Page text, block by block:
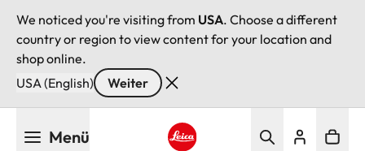
We noticed you're visiting from USA. Choose a different
country or region to view content for your location and
shop online.
USA (English)
Weiter
Menü